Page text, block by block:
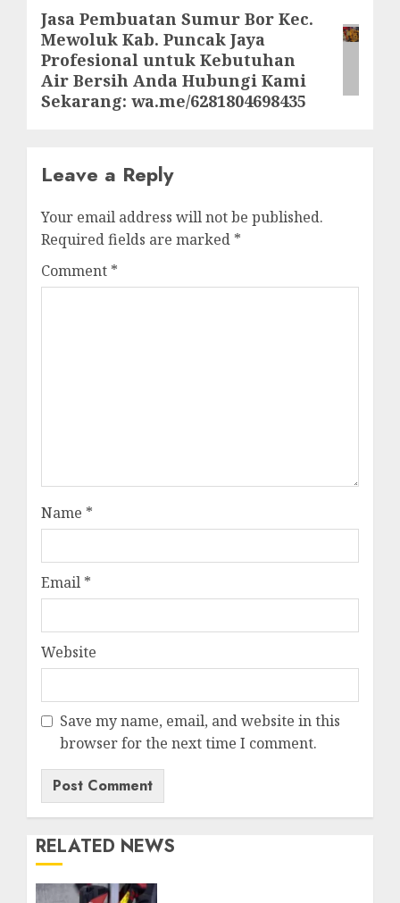
Next
post:
Jasa Pembuatan Sumur Bor Kec.
Mewoluk Kab. Puncak Jaya
Profesional untuk Kebutuhan
Air Bersih Anda Hubungi Kami
Sekarang: wa.me/6281804698435
Leave a Reply
Your email address will not be published.
Required fields are marked *
Comment *
Name *
Email *
Website
Save my name, email, and website in this
browser for the next time I comment.
RELATED NEWS